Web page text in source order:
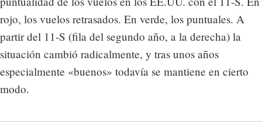
rojo, los vuelos retrasados. En verde, los puntuales. A
partir del 11-S (fila del segundo año, a la derecha) la
situación cambió radicalmente, y tras unos años
especialmente «buenos» todavía se mantiene en cierto
modo.